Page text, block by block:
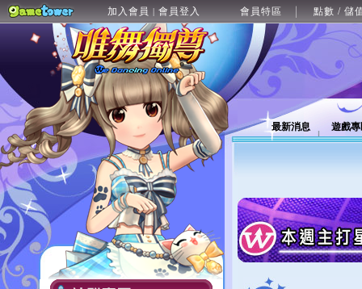
加入會員 | 會員登入 會員特區 點數 / 儲
最新消息 遊戲